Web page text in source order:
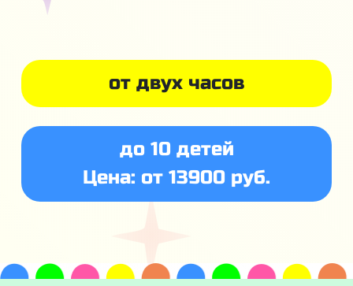
от двух часов
до 10 детей
Цена: от 13900 руб.